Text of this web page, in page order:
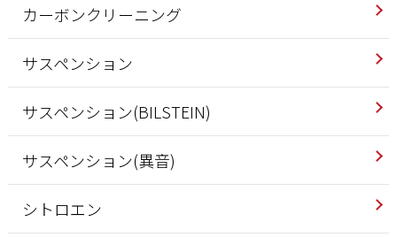
カーボンクリーニング
サスペンション
サスペンション(BILSTEIN)
サスペンション(異音)
シトロエン